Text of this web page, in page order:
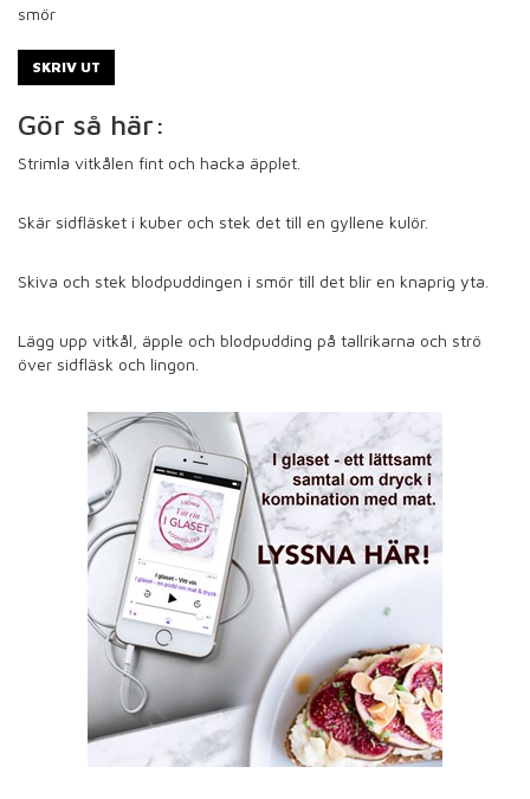
smör
SKRIV UT
Gör så här:
Strimla vitkålen fint och hacka äpplet.
Skär sidfläsket i kuber och stek det till en gyllene kulör.
Skiva och stek blodpuddingen i smör till det blir en knaprig yta.
Lägg upp vitkål, äpple och blodpudding på tallrikarna och strö
över sidfläsk och lingon.